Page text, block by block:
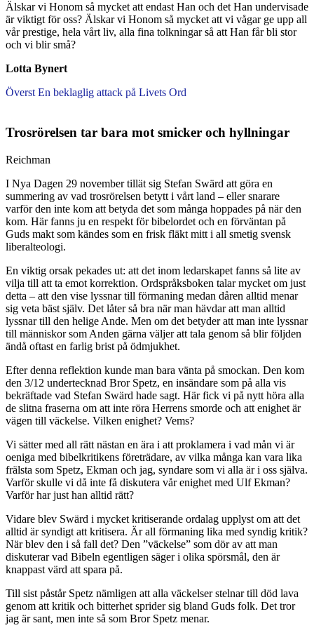
Älskar vi Honom så mycket att endast Han och det Han undervisade
är viktigt för oss? Älskar vi Honom så mycket att vi vågar ge upp all
vår prestige, hela vårt liv, alla fina tolkningar så att Han får bli stor
och vi blir små?
Lotta Bynert
Överst En beklaglig attack på Livets Ord
Trosrörelsen tar bara mot smicker och hyllningar
Reichman
I Nya Dagen 29 november tillät sig Stefan Swärd att göra en
summering av vad trosrörelsen betytt i vårt land – eller snarare
varför den inte kom att betyda det som många hoppades på när den
kom. Här fanns ju en respekt för bibelordet och en förväntan på
Guds makt som kändes som en frisk fläkt mitt i all smetig svensk
liberalteologi.
En viktig orsak pekades ut: att det inom ledarskapet fanns så lite av
vilja till att ta emot korrektion. Ordspråksboken talar mycket om just
detta – att den vise lyssnar till förmaning medan dåren alltid menar
sig veta bäst själv. Det låter så bra när man hävdar att man alltid
lyssnar till den helige Ande. Men om det betyder att man inte lyssnar
till människor som Anden gärna väljer att tala genom så blir följden
ändå oftast en farlig brist på ödmjukhet.
Efter denna reflektion kunde man bara vänta på smockan. Den kom
den 3/12 undertecknad Bror Spetz, en insändare som på alla vis
bekräftade vad Stefan Swärd hade sagt. Här fick vi på nytt höra alla
de slitna fraserna om att inte röra Herrens smorde och att enighet är
vägen till väckelse. Vilken enighet? Vems?
Vi sätter med all rätt nästan en ära i att proklamera i vad mån vi är
oeniga med bibelkritikens företrädare, av vilka många kan vara lika
frälsta som Spetz, Ekman och jag, syndare som vi alla är i oss själva.
Varför skulle vi då inte få diskutera vår enighet med Ulf Ekman?
Varför har just han alltid rätt?
Vidare blev Swärd i mycket kritiserande ordalag upplyst om att det
alltid är syndigt att kritisera. Är all förmaning lika med syndig kritik?
När blev den i så fall det? Den ”väckelse” som dör av att man
diskuterar vad Bibeln egentligen säger i olika spörsmål, den är
knappast värd att spara på.
Till sist påstår Spetz nämligen att alla väckelser stelnar till död lava
genom att kritik och bitterhet sprider sig bland Guds folk. Det tror
jag är sant, men inte så som Bror Spetz menar.